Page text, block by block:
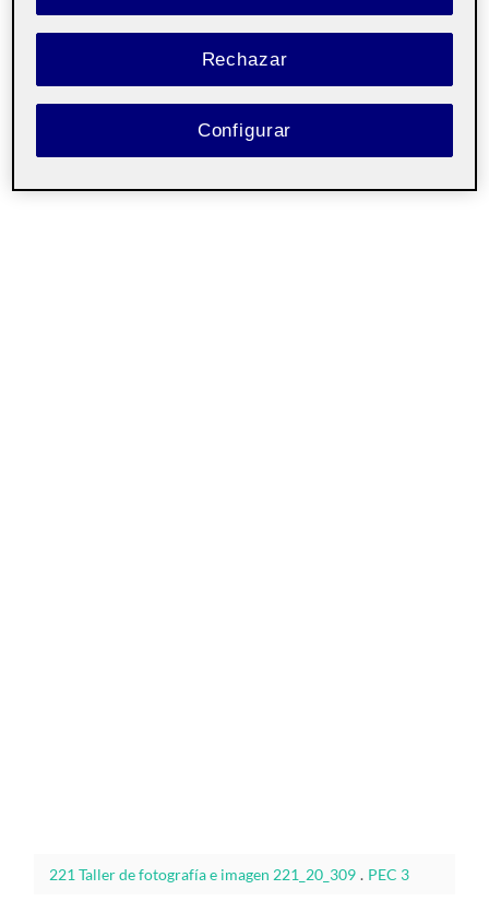
221 Taller de fotografía e imagen 221_20_309 . PEC 3
Rechazar
Configurar